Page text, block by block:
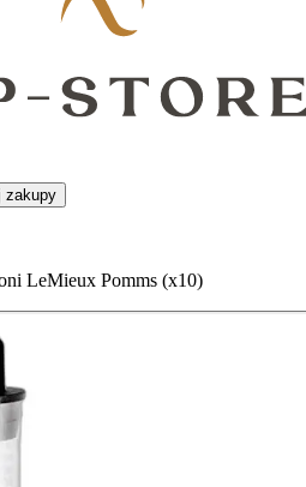
zakupy
LeMieux Pomms (x10)